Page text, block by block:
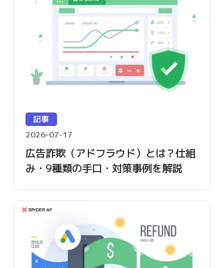
記事
2026-07-17
広告詐欺（アドフラウド）とは？仕組
み・9種類の手口・対策事例を解説